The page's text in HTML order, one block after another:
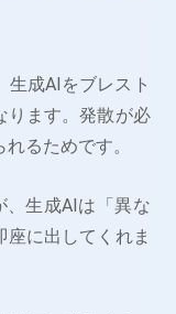
生成AIをブレスト
ります。発散が必
るためです。
、生成AIは「異な
座に出してくれま